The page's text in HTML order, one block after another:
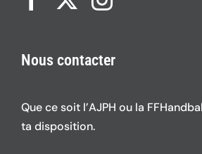
Nous contacter
Que ce soit l’AJPH ou la
ta disposition.